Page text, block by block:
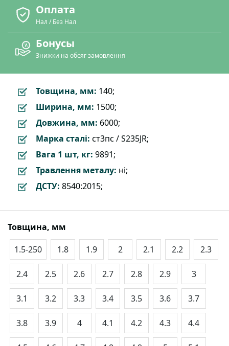
Оплата
Нал / Без Нал
Бонусы
Знижки на обсяг замовлення
Товщина, мм: 140;
Ширина, мм: 1500;
Довжина, мм: 6000;
Марка сталі: ст3пс / S235JR;
Вага 1 шт, кг: 9891;
Травлення металу: ні;
ДСТУ: 8540:2015;
Товщина, мм
1.5-250
1.8 1.9 2 2.1 2.2 2.3
2.4 2.5 2.6 2.7 2.8 2.9 3
3.1 3.2 3.3 3.4 3.5 3.6 3.7
3.8 3.9 4 4.1 4.2 4.3 4.4